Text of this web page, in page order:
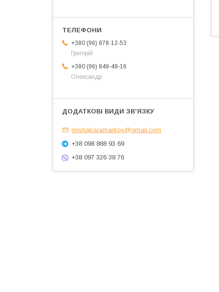
+380 (96) 878-12-53
Григорій
+380 (96) 849-49-16
Олександр
grishakaramarkov@gmail.com
+38 098 888 93 69
+38 097 326 38 76